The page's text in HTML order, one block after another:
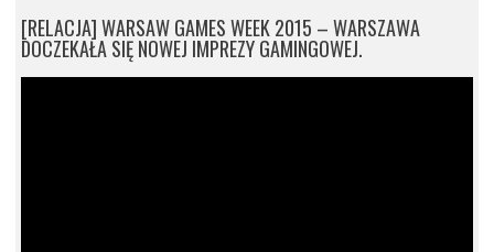
[RELACJA] WARSAW GAMES WEEK 2015 – WARSZAWA
DOCZEKAŁA SIĘ NOWEJ IMPREZY GAMINGOWEJ.